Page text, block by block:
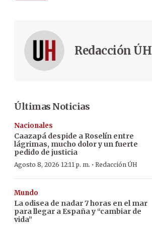
Redacción ÚH
Últimas Noticias
Nacionales
Caazapá despide a Roselín entre
lágrimas, mucho dolor y un fuerte
pedido de justicia
Agosto 8, 2026 12:11 p. m. · Redacción ÚH
Mundo
La odisea de nadar 7 horas en el mar
para llegar a España y “cambiar de
vida”